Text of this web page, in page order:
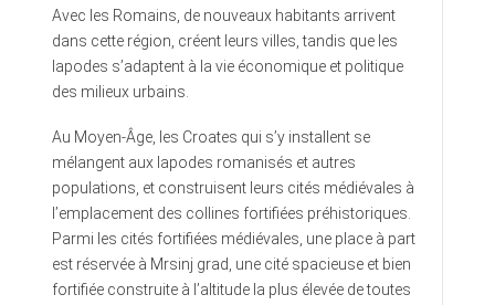
Avec les Romains, de nouveaux habitants arrivent
dans cette région, créent leurs villes, tandis que les
Iapodes s’adaptent à la vie économique et politique
des milieux urbains.
Au Moyen-Âge, les Croates qui s’y installent se
mélangent aux Iapodes romanisés et autres
populations, et construisent leurs cités médiévales à
l’emplacement des collines fortifiées préhistoriques.
Parmi les cités fortifiées médiévales, une place à part
est réservée à Mrsinj grad, une cité spacieuse et bien
fortifiée construite à l’altitude la plus élevée de toutes